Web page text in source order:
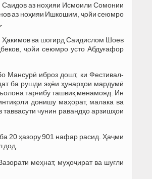
Саидов аз ноҳияи Исмоили Сомонии
аз ноҳияи Ишкошим, ҷойи сеюмро
Ҳакимов ва шогирд Саидислом Шоев
ҷойи сеюмро усто Абдуғафор
Мансурӣ иброз дошт, ки Фестивал-
ба рушди эҳёи ҳунарҳои мардумӣ
тарғибу ташвиқ менамояд. Ин
донишу маҳорат, малака ва
чунин равандҳо арзишҳои
20 ҳазору 901 нафар расид. Ҳаҷми
дод.
меҳнат, муҳоҷират ва шуғли